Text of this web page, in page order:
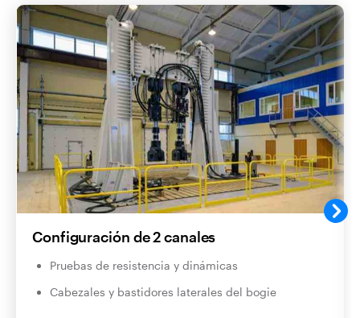
Configuración de 2 canales
Pruebas de resistencia y dinámicas
Cabezales y bastidores laterales del bogie